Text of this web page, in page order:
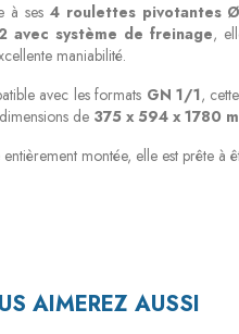
à ses 4 roulettes pivotantes
2 avec système de freinage,
maniabilité.
avec les formats GN 1/1,
de 375 x 594 x 1780
entièrement montée, elle est prête à
AIMEREZ AUSSI